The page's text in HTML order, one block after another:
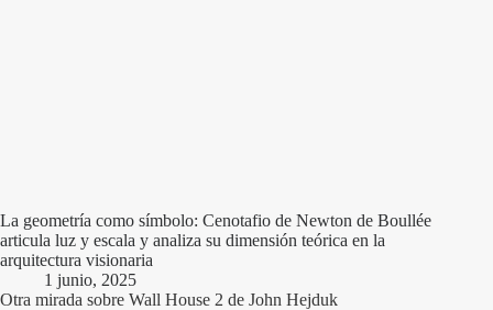
La geometría como símbolo: Cenotafio de Newton de Boullée
articula luz y escala y analiza su dimensión teórica en la
arquitectura visionaria
1 junio, 2025
Otra mirada sobre Wall House 2 de John Hejduk